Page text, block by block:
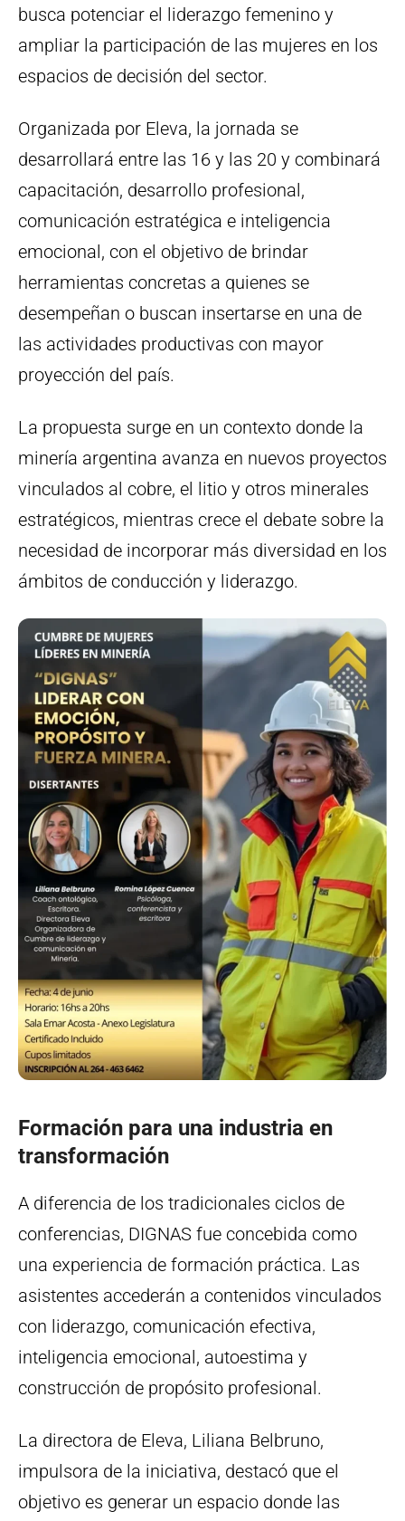
busca potenciar el liderazgo femenino y
ampliar la participación de las mujeres en los
espacios de decisión del sector.
Organizada por Eleva, la jornada se
desarrollará entre las 16 y las 20 y combinará
capacitación, desarrollo profesional,
comunicación estratégica e inteligencia
emocional, con el objetivo de brindar
herramientas concretas a quienes se
desempeñan o buscan insertarse en una de
las actividades productivas con mayor
proyección del país.
La propuesta surge en un contexto donde la
minería argentina avanza en nuevos proyectos
vinculados al cobre, el litio y otros minerales
estratégicos, mientras crece el debate sobre la
necesidad de incorporar más diversidad en los
ámbitos de conducción y liderazgo.
Formación para una industria en
transformación
A diferencia de los tradicionales ciclos de
conferencias, DIGNAS fue concebida como
una experiencia de formación práctica. Las
asistentes accederán a contenidos vinculados
con liderazgo, comunicación efectiva,
inteligencia emocional, autoestima y
construcción de propósito profesional.
La directora de Eleva, Liliana Belbruno,
impulsora de la iniciativa, destacó que el
objetivo es generar un espacio donde las